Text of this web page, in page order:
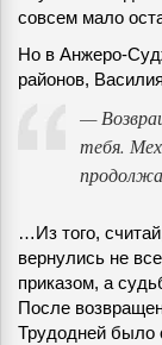
совсем мало
Но в Анжеро-
районов,
—
тебя.
…Из того,
вернулись не
приказом, а
После
Трудодней было